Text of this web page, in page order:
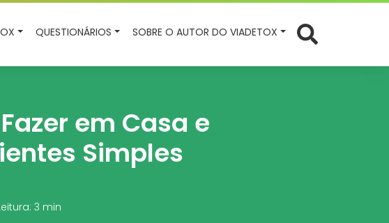
QUESTIONÁRIOS SOBRE O AUTOR DO VIADETOX
em Casa e
Simples
3 min